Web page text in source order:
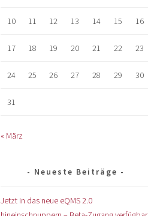
10 11 12 13 14 15 16
17 18 19 20 21 22 23
24 25 26 27 28 29 30
31
« März
Neueste Beiträge
Jetzt in das neue eQMS 2.0